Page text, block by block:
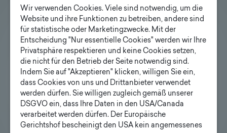
Anfrage Designmaste
Ihre E-Mail Adresse
Ihre Anfrage
Wir verwenden Cookies. Viele sind notwendig, um die
Website und ihre Funktionen zu betreiben, andere sind
für statistische oder Marketingzwecke. Mit der
Entscheidung "Nur essentielle Cookies" werden wir Ihre
Privatsphäre respektieren und keine Cookies setzen,
die nicht für den Betrieb der Seite notwendig sind.
Indem Sie auf "Akzeptieren" klicken, willigen Sie ein,
dass Cookies von uns und Drittanbieter verwendet
werden dürfen. Sie willigen zugleich gemäß unserer
DSGVO ein, dass Ihre Daten in den USA/Canada
verarbeitet werden dürfen. Der Europäische
Gerichtshof bescheinigt den USA kein angemessenes